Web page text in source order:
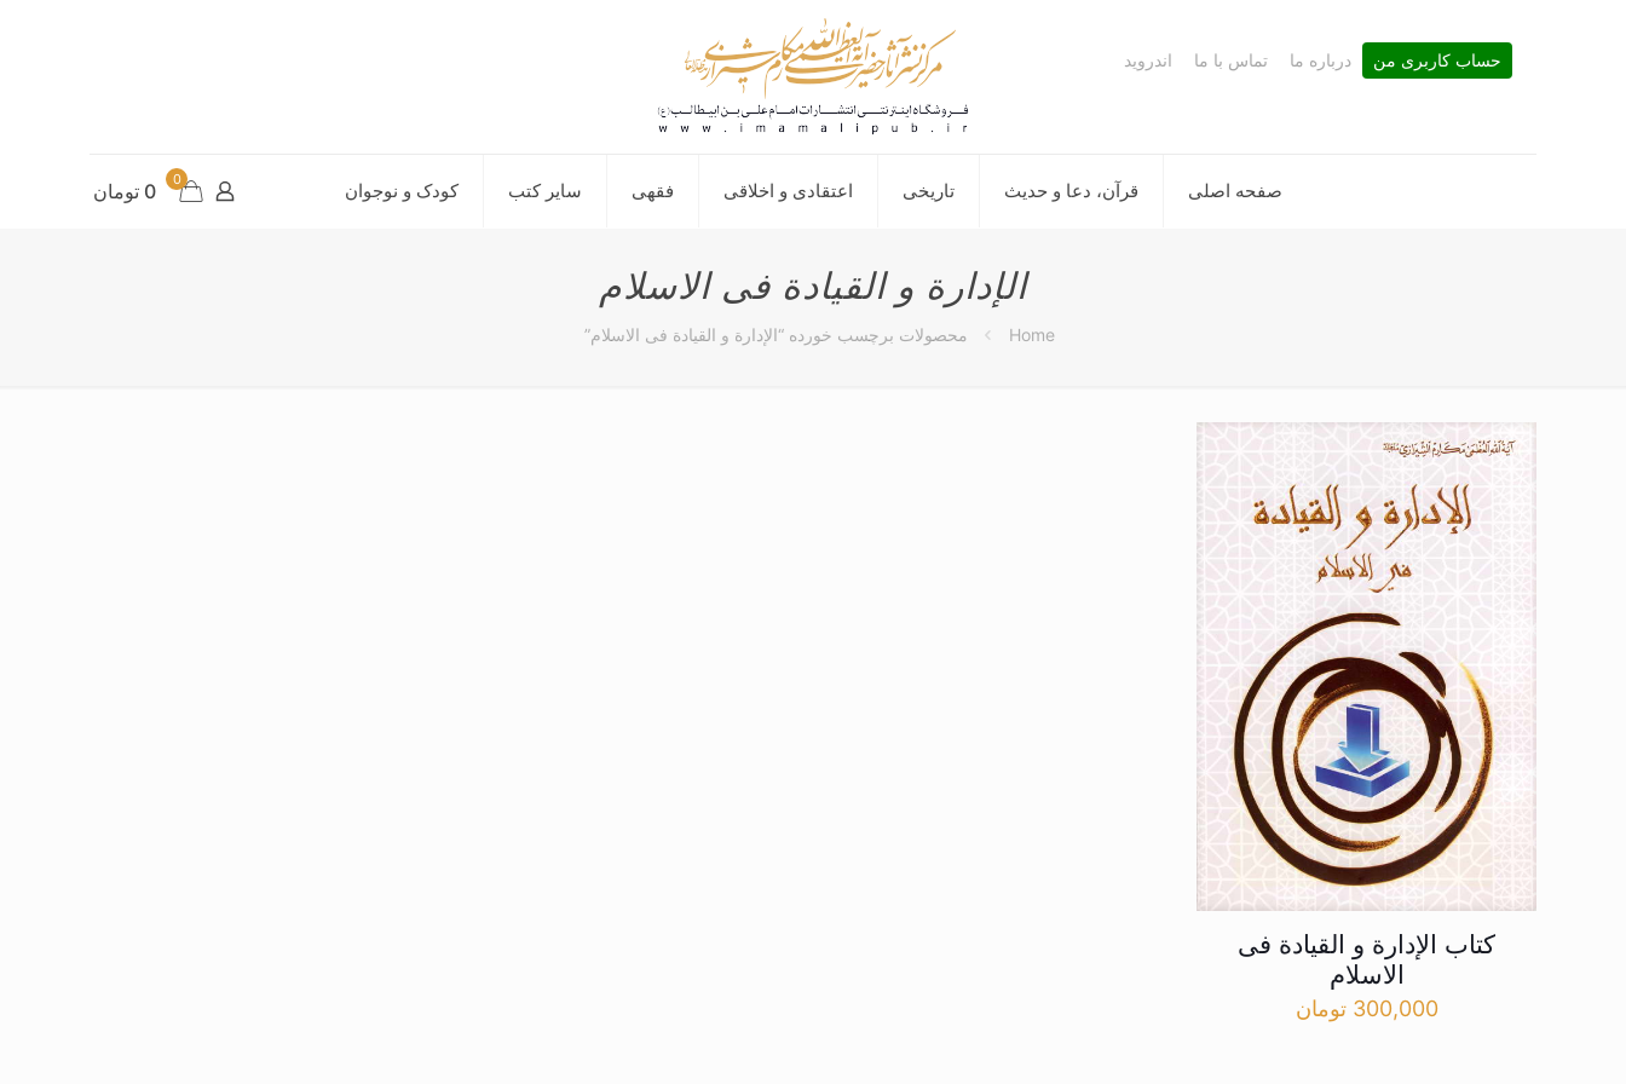
صفحه اصلی قرآن، دعا و حدیث تاریخی اعتقادی و اخلاقی فقهی سایر کتب کودک و نوجوان
حساب کاربری من درباره ما تماس با ما اندروید
0 0 تومان
الإدارة و القیادة فی الاسلام
Home محصولات برچسب خورده “الإدارة و القیادة فی الاسلام”
کتاب الإدارة و القیادة فی
الاسلام
300,000 تومان